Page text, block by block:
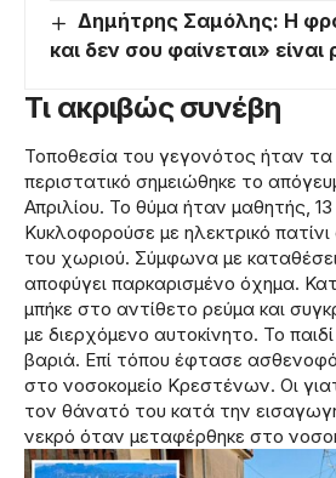
Δημήτρης Σαμόλης: Η
και δεν σου φαίνεται» είναι
Τι ακριβώς συνέβη
Τοποθεσία του γεγονότος ήταν
περιστατικό σημειώθηκε το
Απριλίου. Το θύμα ήταν μαθητής,
Κυκλοφορούσε με ηλεκτρικό
του χωριού. Σύμφωνα με
αποφύγει παρκαρισμένο όχημα.
μπήκε στο αντίθετο ρεύμα και
με διερχόμενο αυτοκίνητο. Το
βαριά. Επί τόπου έφτασε
στο νοσοκομείο Κρεστένων. Οι
τον θάνατό του κατά την
νεκρό όταν μεταφέρθηκε στο